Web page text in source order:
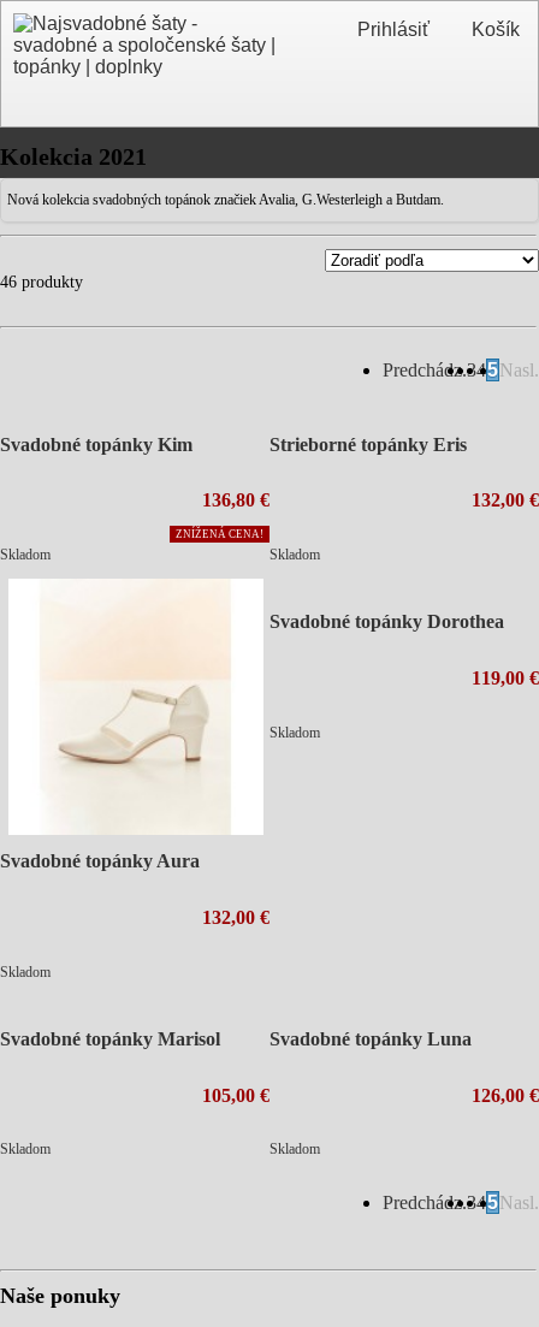
Košík
Prihlásiť
Kolekcia 2021
Nová kolekcia svadobných topánok značiek Avalia, G.Westerleigh a Butdam.
46 produkty
Predchádz.345Nasl.
Svadobné topánky Kim
136,80 €
ZNÍŽENÁ CENA!
Skladom
Strieborné topánky Eris
132,00 €
Skladom
Svadobné topánky Aura
132,00 €
Skladom
Svadobné topánky Dorothea
119,00 €
Skladom
Svadobné topánky Marisol
105,00 €
Skladom
Svadobné topánky Luna
126,00 €
Skladom
Predchádz.345Nasl.
Naše ponuky